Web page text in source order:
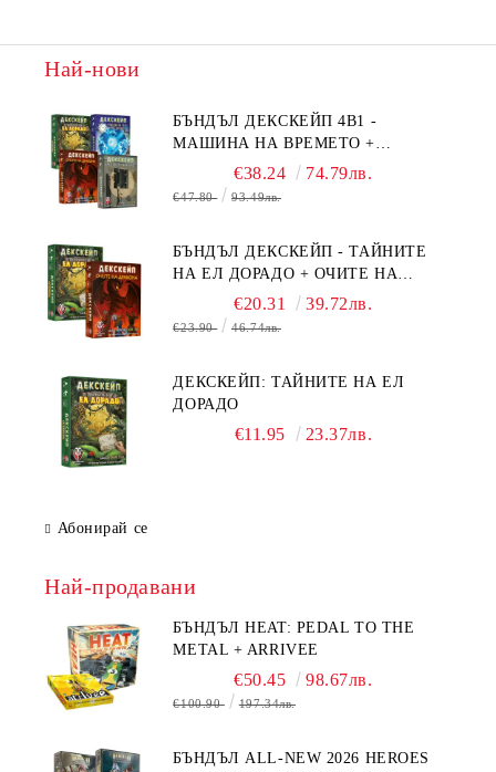
Най-нови
БЪНДЪЛ ДЕКСКЕЙП 4В1 -
МАШИНА НА ВРЕМЕТО +
БЯГСТВО ОТ АЛКАТРАЗ +
ТАЙНИТЕ НА ЕЛ ДОРАДО +
€38.24 74.79лв.
€47.80 93.49лв.
БЪНДЪЛ ДЕКСКЕЙП - ТАЙНИТЕ
НА ЕЛ ДОРАДО + ОЧИТЕ НА
ДРАКОНА€20.31 39.72лв.
€23.90 46.74лв.
ДЕКСКЕЙП: ТАЙНИТЕ НА ЕЛ
ДОРАДО
€11.95 23.37лв.
Абонирай се
Най-продавани
БЪНДЪЛ HEAT: PEDAL TO THE
METAL + ARRIVEE
€50.45 98.67лв.
€100.90 197.34лв.
БЪНДЪЛ ALL-NEW 2026 HEROES